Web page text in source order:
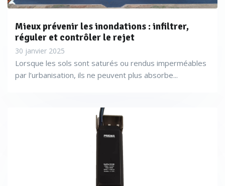
Mieux prévenir les inondations : infiltrer,
réguler et contrôler le rejet
30 janvier 2025
Lorsque les sols sont saturés ou rendus imperméables
par l’urbanisation, ils ne peuvent plus absorbe...